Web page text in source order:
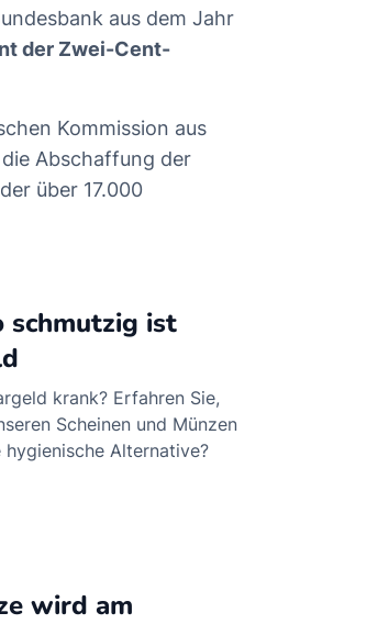
aus dem Jahr
der Zwei-Cent-
Kommission aus
Abschaffung der
über 17.000
schmutzig ist
krank? Erfahren Sie,
Scheinen und Münzen
hygienische Alternative?
wird am